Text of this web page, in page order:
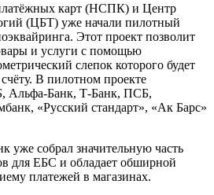
карт (НСПК) и Центр
(ЦБТ) уже начали пилотный
Этот проект позволит
и услуги с помощью
слепок которого будет
В пилотном проекте
Альфа-Банк, Т-Банк, ПСБ,
«Русский стандарт», «Ак Барс»
уже собрал значительную часть
для ЕБС и обладает обширной
платежей в магазинах.